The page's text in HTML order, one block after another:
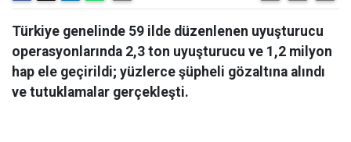
Türkiye genelinde 59 ilde düzenlenen uyuşturucu
operasyonlarında 2,3 ton uyuşturucu ve 1,2 milyon
hap ele geçirildi; yüzlerce şüpheli gözaltına alındı
ve tutuklamalar gerçekleşti.